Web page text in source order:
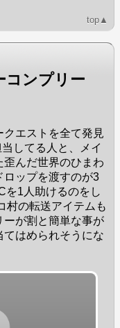
top▲
コンプリー
エストを全て発見
してる人と、メイ
歪んだ世界のひまわ
ロップを渡すのが3
を1人助けるのをし
村の転送アイテムも
ーが割と簡単な事が
はめられそうにな